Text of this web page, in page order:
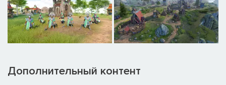
Дополнительный контент